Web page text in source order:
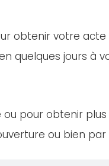
obtenir votre
quelques jours à
pour obtenir
ou bien